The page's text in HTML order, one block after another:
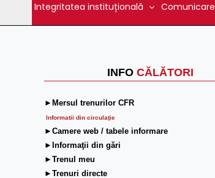
Integritatea instituțională Comunicare
INFO CĂLĂTORI
►Mersul trenurilor CFR
Informatii din circulaţie
►Camere web / tabele informare
►Informaţii din gări
►Trenul meu
►Trenuri directe